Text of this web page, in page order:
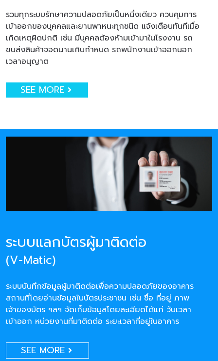
รวมทุกระบบรักษาความปลอดภัยเป็นหนึ่งเดียว ควบคุมการ
เข้าออกของบุคคลและยานพาหนะทุกชนิด แจ้งเตือนทันทีเมื่อ
เกิดเหตุผิดปกติ เช่น มีบุคคลต้องห้ามเข้ามาในโรงงาน รถ
ขนส่งสินค้าจอดนานเกินกำหนด รถพนักงานเข้าออกนอก
เวลาอนุญาต
SEE MORE
ระบบแลกบัตรผู้มาติดต่อ
(V-Matic)
ระบบบันทึกข้อมูลผู้มาติดต่อเพื่อความปลอดภัยของอาคาร
สถานที่โดยอ่านข้อมูลในบัตรประชาชน เช่น ชื่อ ที่อยู่ ภาพ
เจ้าของบัตร ฯลฯ จัดเก็บข้อมูลโดยละเอียดได้แก่ วันเวลา
เข้าออก หน่วยงานที่มาติดต่อ ระยะเวลาที่อยู่ในอาคาร
SEE MORE